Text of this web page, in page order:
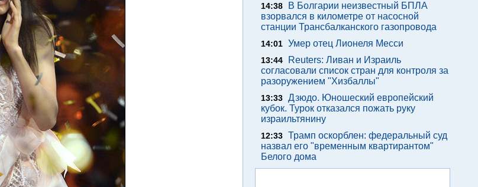
14:38
В Болгарии неизвестный БПЛА
взорвался в километре от насосной
станции Трансбалканского газопровода
14:01 Умер отец Лионеля Месси
13:44
Reuters: Ливан и Израиль
согласовали список стран для контроля за
разоружением "Хизбаллы"
13:33 Дзюдо. Юношеский европейский
кубок. Турок отказался пожать руку
израильтянину
12:33 Трамп оскорблен: федеральный суд
назвал его "временным квартирантом"
Белого дома